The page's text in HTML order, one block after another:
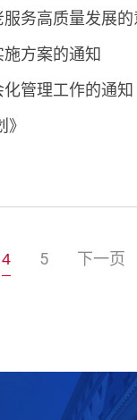
务高质量发展的
方案的通知
管理工作的通知
4 5 下一页